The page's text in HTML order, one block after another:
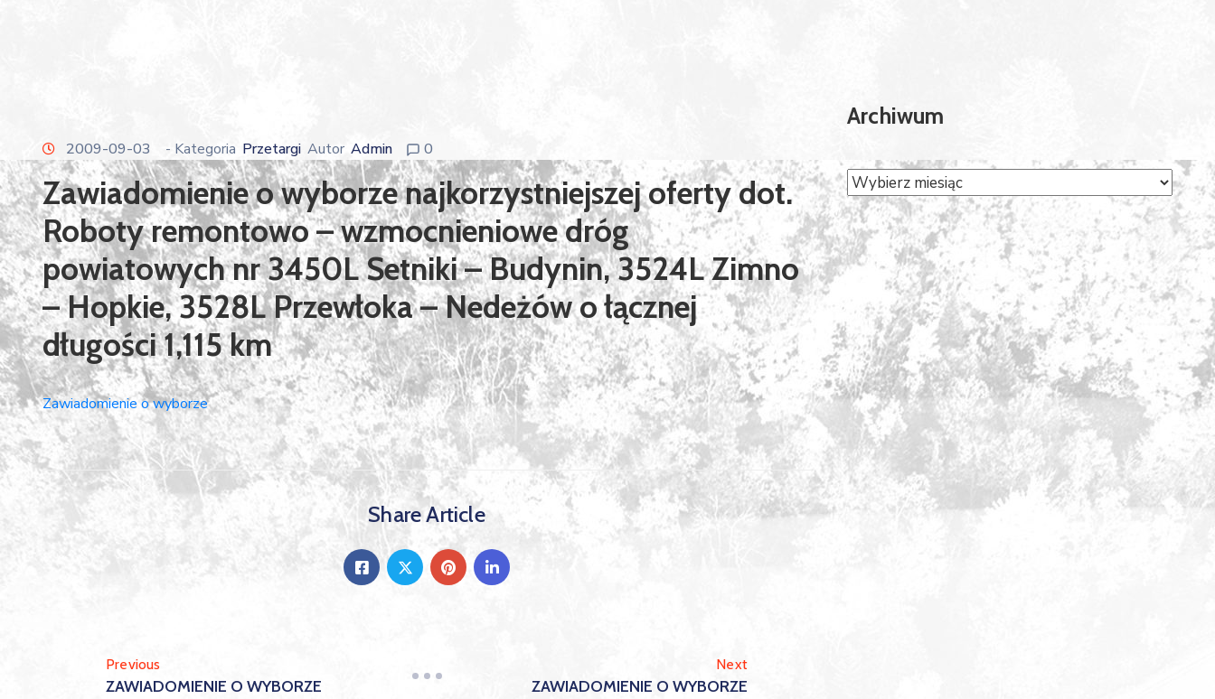
2009-09-03 - Kategoria Przetargi Autor Admin 0
Zawiadomienie o wyborze najkorzystniejszej oferty dot.
Roboty remontowo – wzmocnieniowe dróg
powiatowych nr 3450L Setniki – Budynin, 3524L Zimno
– Hopkie, 3528L Przewłoka – Nedeżów o łącznej
długości 1,115 km
Zawiadomienie o wyborze
Share Article
Previous
ZAWIADOMIENIE O WYBORZE
Next
ZAWIADOMIENIE O WYBORZE
Archiwum